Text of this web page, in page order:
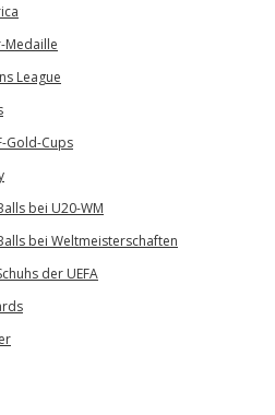
Medaille
League
Gold-Cups
bei U20-WM
bei Weltmeisterschaften
der UEFA